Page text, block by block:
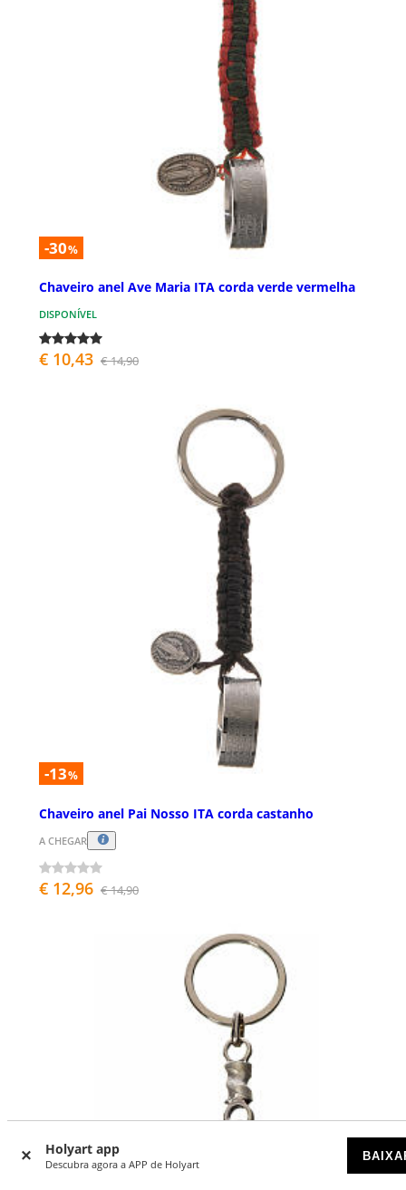
Holyart app
Descubra agora a APP de Holyart
-30%
Chaveiro anel Ave Maria ITA corda verde vermelha
DISPONÍVEL
€ 10,43 € 14,90
-13%
Chaveiro anel Pai Nosso ITA corda castanho
A CHEGAR
€ 12,96 € 14,90